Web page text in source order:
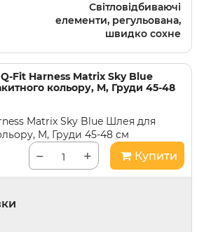
Світловідбиваючі
елементи, регульована,
швидко сохне
Fit Harness Matrix Sky Blue
кольору, M, Груди 45-48
Matrix Sky Blue Шлея для
M, Груди 45-48 см
− + Купити